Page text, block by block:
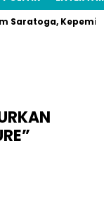
Kepemilikan